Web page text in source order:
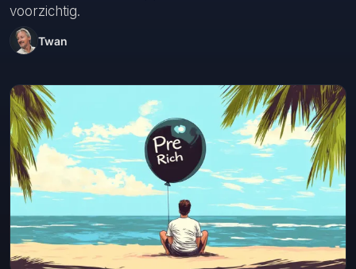
voorzichtig.
Twan